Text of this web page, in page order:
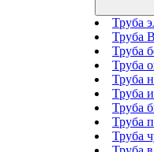
Труба
Труба
Труба
Труба
Труба
Труба
Труба
Труба
Труба